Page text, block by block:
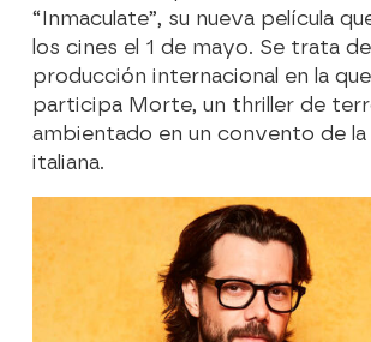
“Inmaculate”, su nueva película
los cines el 1 de mayo. Se trata
producción internacional en la que
participa Morte, un thriller de
ambientado en un convento de la
italiana.